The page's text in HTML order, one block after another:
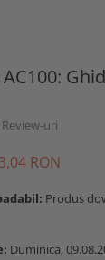
AC100:
Review-uri
RON
Produs
Duminica,